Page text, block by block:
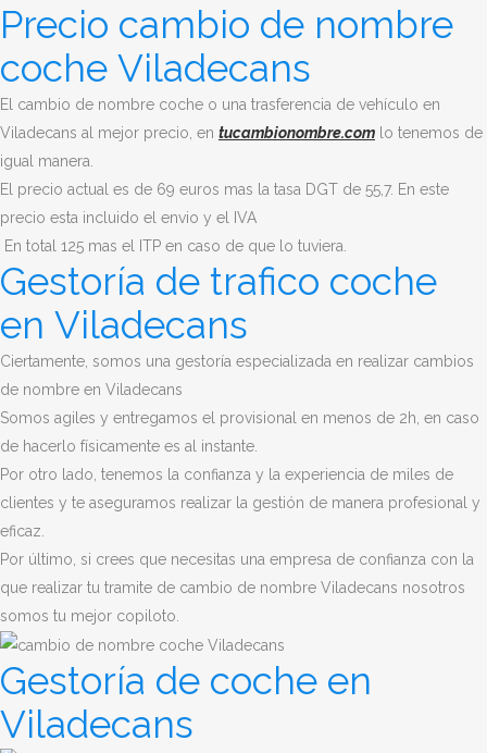
Precio cambio de nombre
coche Viladecans
El cambio de nombre coche o una trasferencia de vehículo en
Viladecans al mejor precio, en tucambionombre.com lo tenemos de
igual manera.
El precio actual es de 69 euros mas la tasa DGT de 55,7. En este
precio esta incluido el envio y el IVA
En total 125 mas el ITP en caso de que lo tuviera.
Gestoría de trafico coche
en Viladecans
Ciertamente, somos una gestoría especializada en realizar cambios
de nombre en Viladecans
Somos agiles y entregamos el provisional en menos de 2h, en caso
de hacerlo físicamente es al instante.
Por otro lado, tenemos la confianza y la experiencia de miles de
clientes y te aseguramos realizar la gestión de manera profesional y
eficaz.
Por último, si crees que necesitas una empresa de confianza con la
que realizar tu tramite de cambio de nombre Viladecans nosotros
somos tu mejor copiloto.
Gestoría de coche en
Viladecans